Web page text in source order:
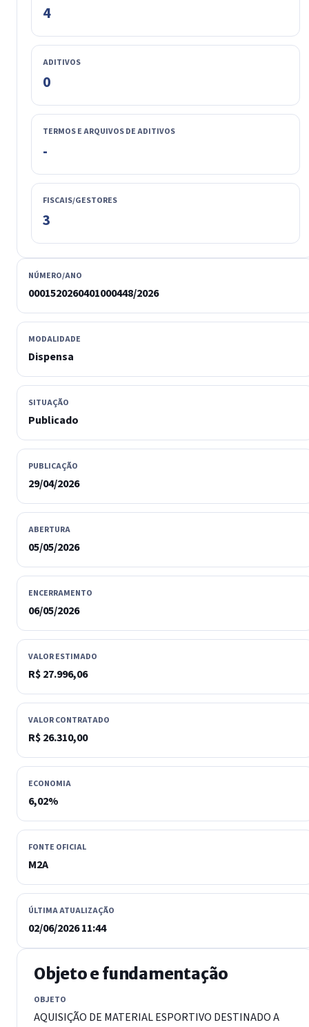
4
ADITIVOS
0
TERMOS E ARQUIVOS DE ADITIVOS
-
FISCAIS/GESTORES
3
NÚMERO/ANO
0001520260401000448/2026
MODALIDADE
Dispensa
SITUAÇÃO
Publicado
PUBLICAÇÃO
29/04/2026
ABERTURA
05/05/2026
ENCERRAMENTO
06/05/2026
VALOR ESTIMADO
R$ 27.996,06
VALOR CONTRATADO
R$ 26.310,00
ECONOMIA
6,02%
FONTE OFICIAL
M2A
ÚLTIMA ATUALIZAÇÃO
02/06/2026 11:44
Objeto e fundamentação
OBJETO
AQUISIÇÃO DE MATERIAL ESPORTIVO DESTINADO A